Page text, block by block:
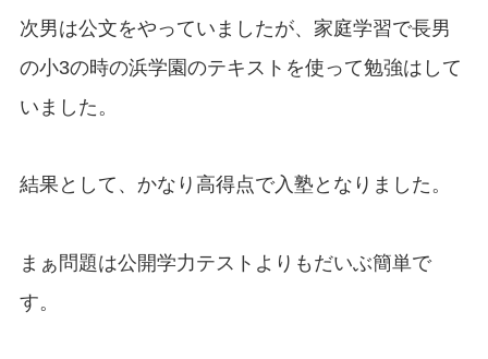
次男は公文をやっていましたが、家庭学習で長男
の小3の時の浜学園のテキストを使って勉強はして
いました。
結果として、かなり高得点で入塾となりました。
まぁ問題は公開学力テストよりもだいぶ簡単で
す。